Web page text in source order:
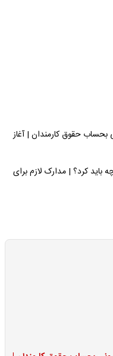
با واریزی 4 میلیونی بحساب حقوق کارمندان | آغاز
باید کرد؟ | مدارک لازم برای